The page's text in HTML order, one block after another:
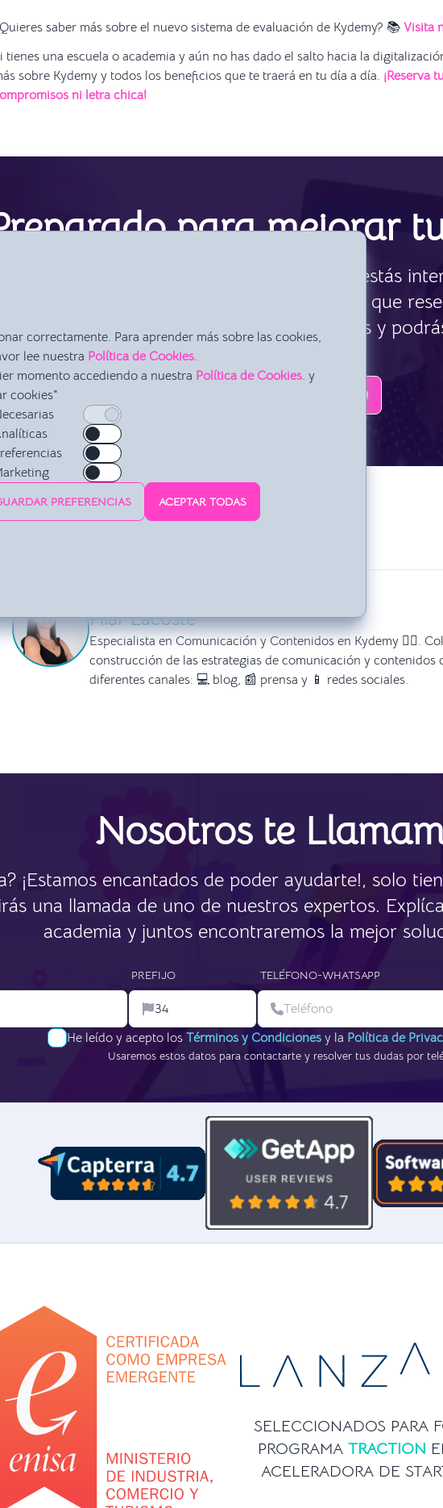
saber más sobre el nuevo sistema de evaluación de Kydemy? 📚 Visita
tienes una escuela o academia y aún no has dado el salto hacia la
sobre Kydemy y todos los beneficios que te traerá en tu día a día. ¡Reserva
ni letra chica!
para mejorar
para ayudarte a alcanzar tus sueños, si estás
la enseñamos sin compromiso! Solo tienes que
demostración analizaremos tus necesidades y
¡RESERVA UNA DEMO AHORA!
Pilar Lacoste
Especialista en Comunicación y Contenidos en Kydemy ✍🏻.
construcción de las estrategias de comunicación y contenidos
diferentes canales: 💻 blog, 📰 prensa y 📱 redes sociales.
Nosotros te
¡Estamos encantados de poder ayudarte!, solo
una llamada de uno de nuestros expertos.
academia y juntos encontraremos la mejor
PREFIJO TELÉFONO-WHATSAPP
He leído y acepto los Términos y Condicionesy la Política de
Usaremos estos datos para contactarte y resolver tus dudas por
SELECCIONADOS PARA
PROGRAMA TRACTION
ACELERADORA DE
correctamente. Para aprender más sobre las cookies,
lee nuestra Política de Cookies.
momento accediendo a nuestra Política de Cookies. y
cookies"
PREFERENCIAS ACEPTAR TODAS